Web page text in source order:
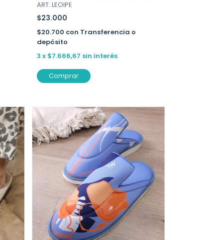
ART. LEOIPE
$23.000
$20.700 con Transferencia o
depósito
3 x $7.666,67 sin interés
Comprar